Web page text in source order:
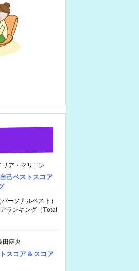
リア・マリニン
己ベストスコア
ーソナルベスト）
ランキング（Total
田麻央
スコア & スコア